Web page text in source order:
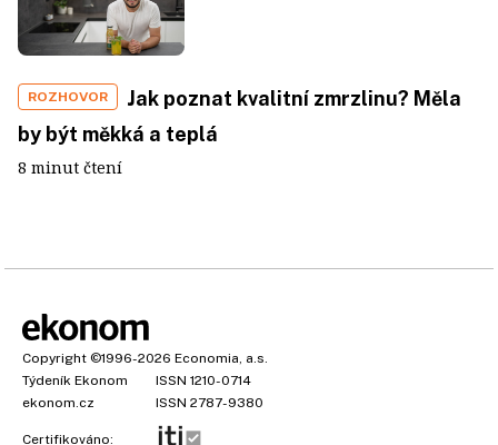
ROZHOVOR
Jak poznat kvalitní zmrzlinu? Měla
by být měkká a teplá
8 minut čtení
Copyright ©1996-2026 Economia, a.s.
Týdeník Ekonom
ISSN 1210-0714
ekonom.cz
ISSN 2787-9380
Certifikováno: